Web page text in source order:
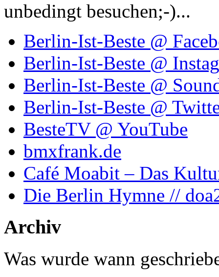
unbedingt besuchen;-)...
Berlin-Ist-Beste @
Berlin-Ist-Beste @
Berlin-Ist-Beste @
Berlin-Ist-Beste @
BesteTV @ YouTube
bmxfrank.de
Café Moabit – Das
Die Berlin Hymne //
Archiv
Was wurde wann